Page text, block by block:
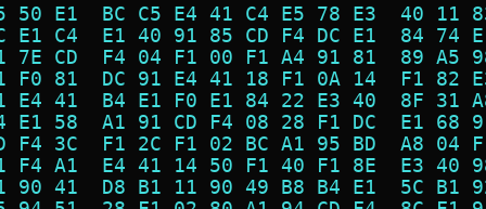
50 E1  BC C5 E4 41 C4 E5 78 E3  40
E1 C4  E1 40 91 85 CD F4 DC E1  84
7E CD  F4 04 F1 00 F1 A4 91 81  89
F0 81  DC 91 E4 41 18 F1 0A 14  F1
E4 41  B4 E1 F0 E1 84 22 E3 40  8F
E1 58  A1 91 CD F4 08 28 F1 DC  E1
F4 3C  F1 2C F1 02 BC A1 95 BD  A8
F4 A1  E4 41 14 50 F1 40 F1 8E  E3
90 41  D8 B1 11 90 49 B8 B4 E1  5C